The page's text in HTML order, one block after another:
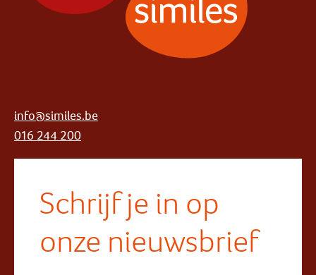
info@similes.be
016 244 200
Schrijf je in op
onze nieuwsbrief